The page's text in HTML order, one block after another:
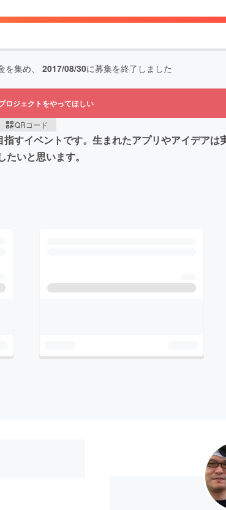
を集め、 2017/08/30に募集を終了しました
ロジェクトをやってほしい
QRコード
すイベントです。生まれたアプリやアイデアは
いと思います。